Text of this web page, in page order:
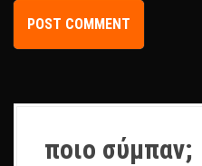
ποιο σύμπαν;